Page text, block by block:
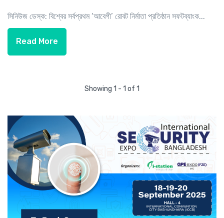
সিনিউজ ডেস্ক: বিশ্বের সর্বপ্রথম ‘আবেগী’ রোবট নির্মাতা প্রতিষ্ঠান সফটব্যাংক...
Read More
Showing 1 - 1 of 1